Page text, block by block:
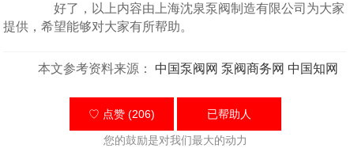
好了，以上内容由上海沈泉泵阀制造有限公司为大家
提供，希望能够对大家有所帮助。
本文参考资料来源： 中国泵阀网 泵阀商务网 中国知网
♡ 点赞 (206) 已帮助 人
您的鼓励是对我们最大的动力